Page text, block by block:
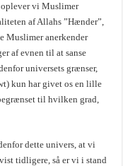
vi Muslimer
af Allahs ”Hænder”,
Muslimer anerkender
af evnen til at sanse
universets grænser,
kun har givet os en lille
til hvilken grad,
dette univers, at vi
tidligere, så er vi i stand